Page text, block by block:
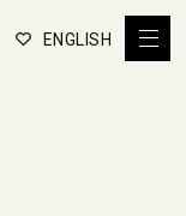
ENGLISH